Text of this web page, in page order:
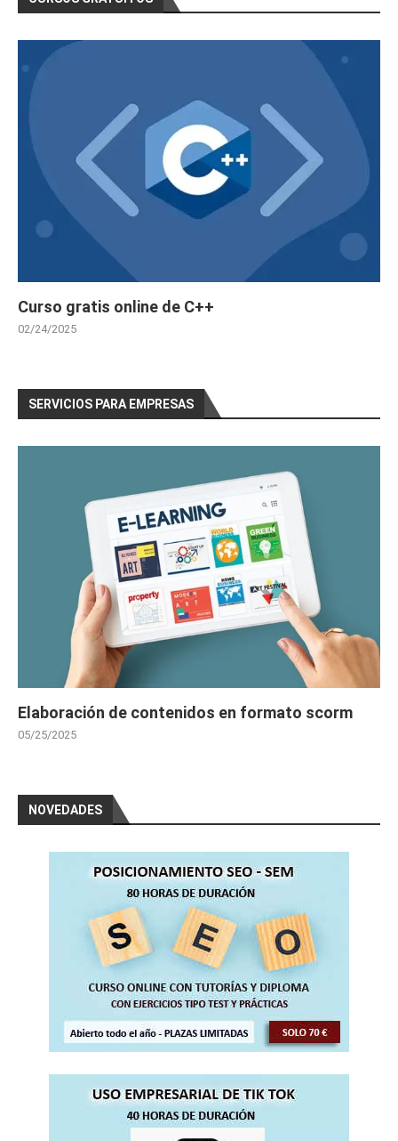
Curso gratis online de C++
02/24/2025
SERVICIOS PARA EMPRESAS
Elaboración de contenidos en formato scorm
05/25/2025
NOVEDADES